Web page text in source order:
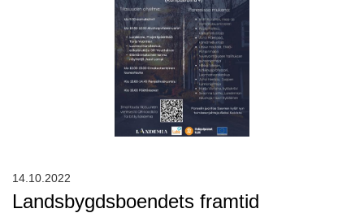
Landsbygdsboendets framtid
14.10.2022